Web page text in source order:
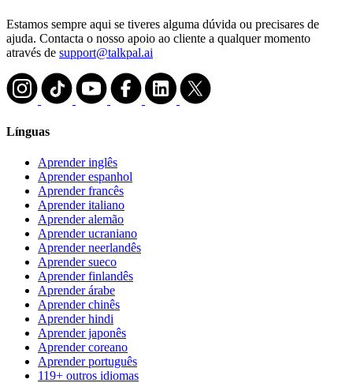
Estamos sempre aqui se tiveres alguma dúvida ou precisares de
ajuda. Contacta o nosso apoio ao cliente a qualquer momento
através de support@talkpal.ai
Línguas
Aprender inglês
Aprender espanhol
Aprender francês
Aprender italiano
Aprender alemão
Aprender ucraniano
Aprender neerlandês
Aprender sueco
Aprender finlandês
Aprender árabe
Aprender chinês
Aprender hindi
Aprender japonês
Aprender coreano
Aprender português
119+ outros idiomas